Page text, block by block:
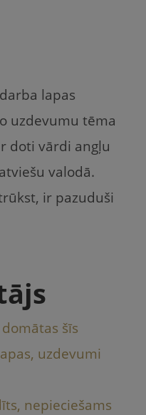
lapas
uzdevumu tēma
doti vārdi angļu
valodā.
ir pazuduši
šīs
uzdevumi
nepieciešams